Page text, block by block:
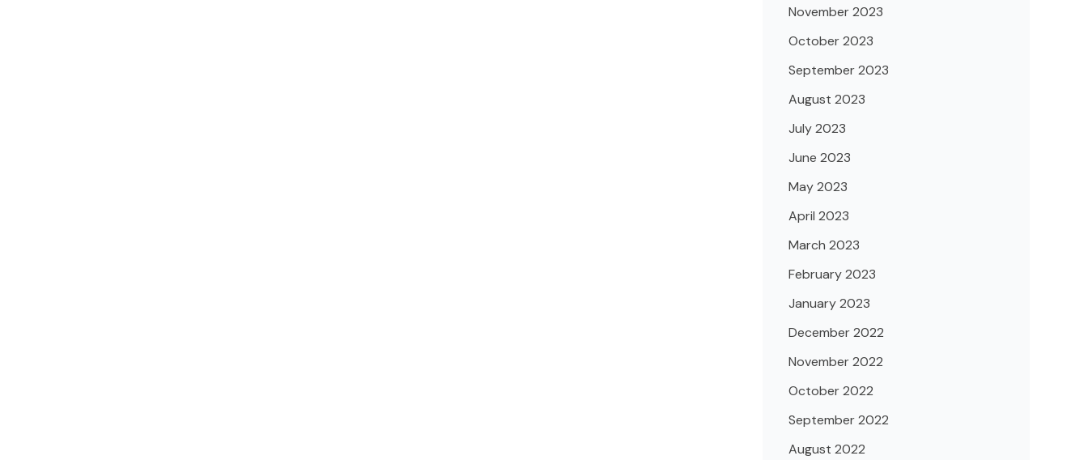
November 2023
October 2023
September 2023
August 2023
July 2023
June 2023
May 2023
April 2023
March 2023
February 2023
January 2023
December 2022
November 2022
October 2022
September 2022
August 2022